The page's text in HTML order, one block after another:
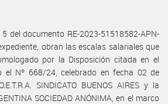
del documento RE-2023-51518582-APN-
obran las escalas salariales que
por la Disposición citada en el
el Nº 668/24, celebrado en fecha 02 de
SINDICATO BUENOS AIRES y la
SOCIEDAD ANÓNIMA, en el marco